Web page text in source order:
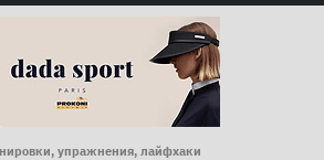
упражнения, лайфхаки